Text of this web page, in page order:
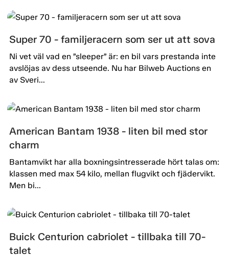
Super 70 - familjeracern som ser ut att sova
Ni vet väl vad en ”sleeper” är: en bil vars prestanda inte
avslöjas av dess utseende. Nu har Bilweb Auctions en
av Sveri...
American Bantam 1938 - liten bil med stor
charm
Bantamvikt har alla boxningsintresserade hört talas om:
klassen med max 54 kilo, mellan flugvikt och fjädervikt.
Men bi...
Buick Centurion cabriolet - tillbaka till 70-
talet